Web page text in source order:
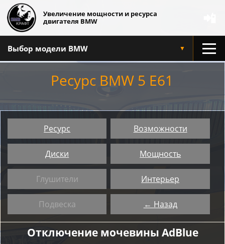
Увеличение мощности и ресурса
двигателя BMW
Выбор модели BMW ▼
Ресурс BMW 5 E61
Ресурс Возможности
Диски Мощность
Глушители Интерьер
Подвеска ← Назад
Отключение мочевины AdBlue